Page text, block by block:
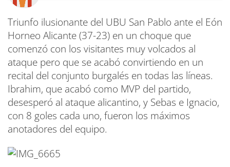
Triunfo ilusionante del UBU San Pablo ante el Eón
Horneo Alicante (37-23) en un choque que
comenzó con los visitantes muy volcados al
ataque pero que se acabó convirtiendo en un
recital del conjunto burgalés en todas las líneas.
Ibrahim, que acabó como MVP del partido,
desesperó al ataque alicantino, y Sebas e Ignacio,
con 8 goles cada uno, fueron los máximos
anotadores del equipo.